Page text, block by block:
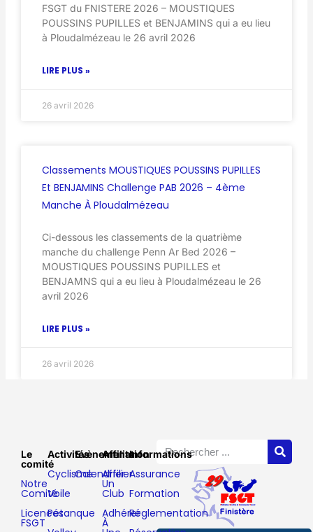
FSGT du FNISTERE 2026 – MOUSTIQUES
POUSSINS PUPILLES et BENJAMINS qui a eu lieu
à Ploudalmézeau le 26 avril 2026
LIRE PLUS »
26 avril 2026
Classements MOUSTIQUES POUSSINS PUPILLES
Et BENJAMINS Challenge PAB 2026 – 4ème
Manche À Ploudalmézeau
Ci-dessous les classements de la quatrième
manche du challenge Penn Ar Bed 2026 –
MOUSTIQUES POUSSINS PUPILLES et
BENJAMNS qui a eu lieu à Ploudalmézeau le 26
avril 2026
LIRE PLUS »
26 avril 2026
Le
comité
Notre
Comité
Licences
FSGT
Activités
Cyclisme
Voile
Pétanque
Evènements
Calendrier
Affiliation
Affilier
Un
Club
Adhérer
À
Informations
Assurance
Formation
Réglementation